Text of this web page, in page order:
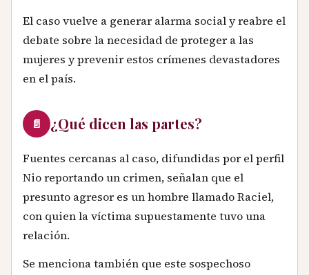
El caso vuelve a generar alarma social y reabre el
debate sobre la necesidad de proteger a las
mujeres y prevenir estos crímenes devastadores
en el país.
📄 ¿Qué dicen las partes?
Fuentes cercanas al caso, difundidas por el perfil
Nio reportando un crimen, señalan que el
presunto agresor es un hombre llamado Raciel,
con quien la víctima supuestamente tuvo una
relación.
Se menciona también que este sospechoso